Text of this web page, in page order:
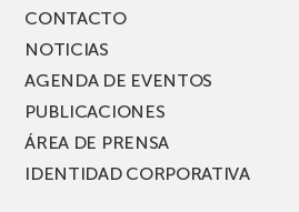
CONTACTO
NOTICIAS
AGENDA DE EVENTOS
PUBLICACIONES
ÁREA DE PRENSA
IDENTIDAD CORPORATIVA